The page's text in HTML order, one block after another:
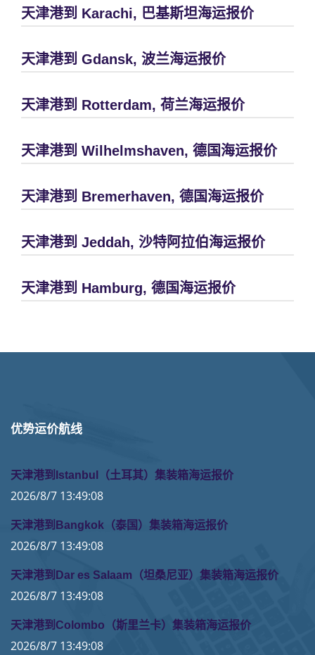
天津港到 Karachi, 巴基斯坦海运报价
天津港到 Gdansk, 波兰海运报价
天津港到 Rotterdam, 荷兰海运报价
天津港到 Wilhelmshaven, 德国海运报价
天津港到 Bremerhaven, 德国海运报价
天津港到 Jeddah, 沙特阿拉伯海运报价
天津港到 Hamburg, 德国海运报价
优势运价航线
天津港到Istanbul（土耳其）集装箱海运报价
2026/8/7 13:49:08
天津港到Bangkok（泰国）集装箱海运报价
2026/8/7 13:49:08
天津港到Dar es Salaam（坦桑尼亚）集装箱海运报价
2026/8/7 13:49:08
天津港到Colombo（斯里兰卡）集装箱海运报价
2026/8/7 13:49:08